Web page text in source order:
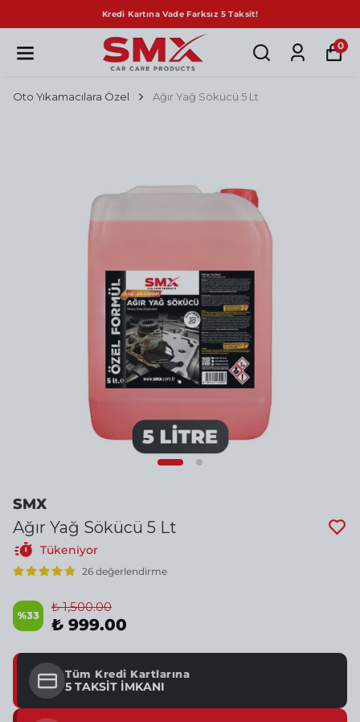
Sepette Net %10 İndirim!
0
Oto Yıkamacılara Özel Ağır Yağ Sökücü 5 Lt
SMX
Ağır Yağ Sökücü 5 Lt
Tükeniyor
26 değerlendirme
%33
₺ 1,500.00
₺ 999.00
Tüm Kredi Kartlarına
5 TAKSİT İMKANI